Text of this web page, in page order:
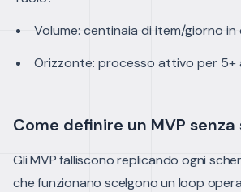
Volume: centinaia di item/giorno
Orizzonte: processo attivo per 5+
Come definire un MVP
Gli MVP falliscono replicando ogni
che funzionano scelgono un loop